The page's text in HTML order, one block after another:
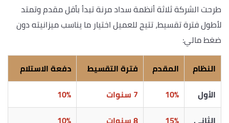
طرحت الشركة ثلاثة أنظمة سداد مرنة تبدأ بأقل مقدم وتمتد
لأطول فترة تقسيط، تتيح للعميل اختيار ما يناسب ميزانيته دون
ضغط مالي:
النظام
المقدم فترة التقسيط
دفعة الاستلام
الأول
10% 7 سنوات
10%